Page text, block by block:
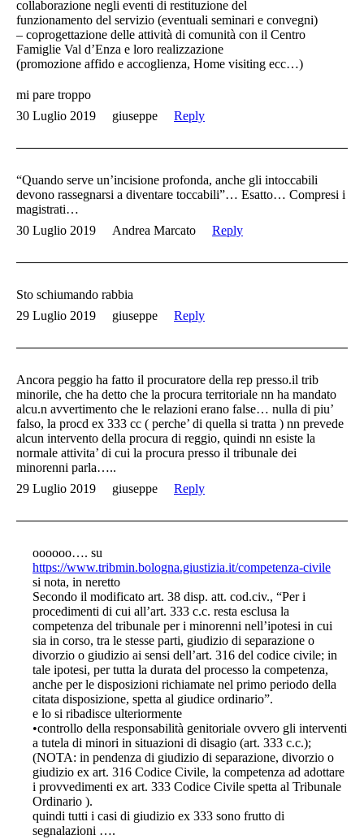
collaborazione negli eventi di restituzione del
funzionamento del servizio (eventuali seminari e convegni)
– coprogettazione delle attività di comunità con il Centro
Famiglie Val d’Enza e loro realizzazione
(promozione affido e accoglienza, Home visiting ecc…)
mi pare troppo
30 Luglio 2019
giuseppe Reply
“Quando serve un’incisione profonda, anche gli intoccabili
devono rassegnarsi a diventare toccabili”… Esatto… Compresi i
magistrati…
30 Luglio 2019
Andrea Marcato Reply
Sto schiumando rabbia
29 Luglio 2019
giuseppe Reply
Ancora peggio ha fatto il procuratore della rep presso.il trib
minorile, che ha detto che la procura territoriale nn ha mandato
alcu.n avvertimento che le relazioni erano false… nulla di piu’
falso, la procd ex 333 cc ( perche’ di quella si tratta ) nn prevede
alcun intervento della procura di reggio, quindi nn esiste la
normale attivita’ di cui la procura presso il tribunale dei
minorenni parla…..
29 Luglio 2019
giuseppe Reply
oooooo…. su
https://www.tribmin.bologna.giustizia.it/competenza-civile
si nota, in neretto
Secondo il modificato art. 38 disp. att. cod.civ., “Per i
procedimenti di cui all’art. 333 c.c. resta esclusa la
competenza del tribunale per i minorenni nell’ipotesi in cui
sia in corso, tra le stesse parti, giudizio di separazione o
divorzio o giudizio ai sensi dell’art. 316 del codice civile; in
tale ipotesi, per tutta la durata del processo la competenza,
anche per le disposizioni richiamate nel primo periodo della
citata disposizione, spetta al giudice ordinario”.
e lo si ribadisce ulteriormente
•controllo della responsabilità genitoriale ovvero gli interventi
a tutela di minori in situazioni di disagio (art. 333 c.c.);
(NOTA: in pendenza di giudizio di separazione, divorzio o
giudizio ex art. 316 Codice Civile, la competenza ad adottare
i provvedimenti ex art. 333 Codice Civile spetta al Tribunale
Ordinario ).
quindi tutti i casi di giudizio ex 333 sono frutto di
segnalazioni ….